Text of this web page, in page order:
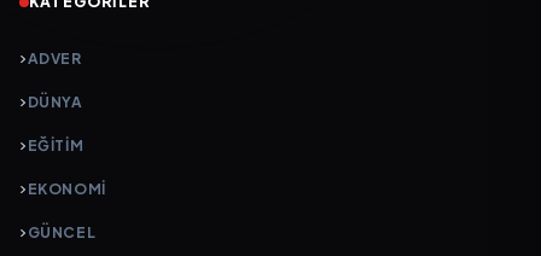
ADVER
DÜNYA
EĞİTİM
EKONOMİ
GÜNCEL